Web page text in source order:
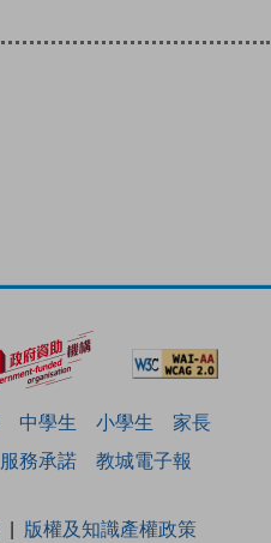
中學生 小學生
家長
服務承諾 教城電子報
版權及知識產權政策